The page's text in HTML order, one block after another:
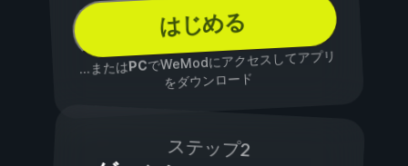
はじめる
...またはPCでWeModにアクセスしてアプリ
をダウンロード
ステップ2